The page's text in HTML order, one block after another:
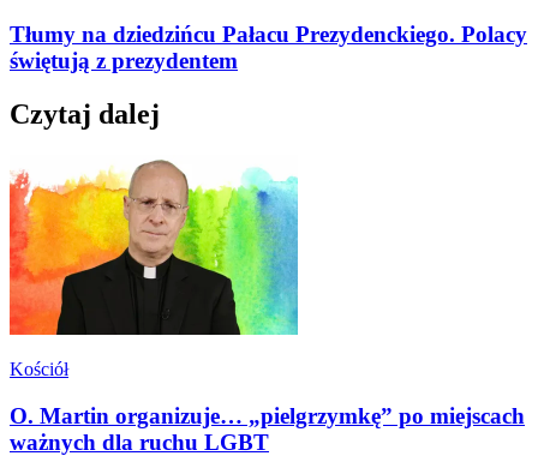
Tłumy na dziedzińcu Pałacu Prezydenckiego. Polacy
świętują z prezydentem
Czytaj dalej
Kościół
O. Martin organizuje… „pielgrzymkę” po miejscach
ważnych dla ruchu LGBT